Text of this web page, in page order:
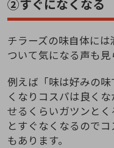
②すぐになくなる
チラーズの味自体には
ついて気になる声も見
例えば「味は好みの
くなりコスパは良く
せるくらいガツンと
とすぐなくなるので
もあります。